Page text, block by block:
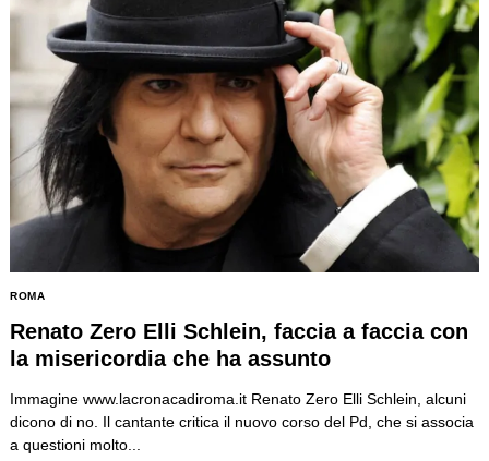
ROMA
Renato Zero Elli Schlein, faccia a faccia con
la misericordia che ha assunto
Immagine www.lacronacadiroma.it Renato Zero Elli Schlein, alcuni
dicono di no. Il cantante critica il nuovo corso del Pd, che si associa
a questioni molto...